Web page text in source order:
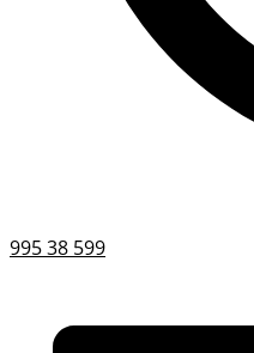
995 38 599